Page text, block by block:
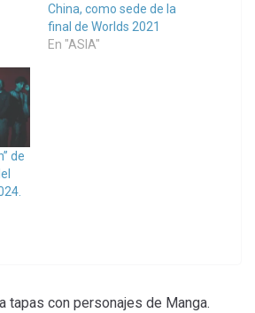
China, como sede de la
final de Worlds 2021
En "ASIA"
de
tapas con personajes de Manga.